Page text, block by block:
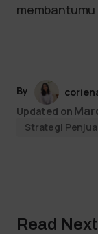
By
Updated on
Strategi
Read Next